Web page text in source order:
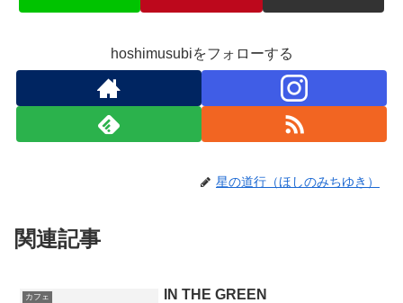
hoshimusubiをフォローする
星の道行（ほしのみちゆき）
関連記事
カフェ IN THE GREEN